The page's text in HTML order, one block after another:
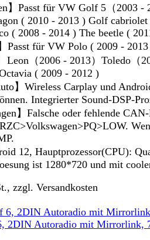
】Passt für VW Golf 5（
( 2010 - 2013 ) Golf
( 2008 - 2014 ) The beetle (
für VW Polo ( 2009 -
Leon（2006 - 2013）Toledo
( 2009 - 2012 )
】Wireless Carplay und
Integrierter Sound-DSP-
】Falsche oder fehlende
12, Hauptprozessor(CPU):
ist 1280*720 und mit
zzgl. Versandkosten
2DIN Autoradio mit Mirrorlink,